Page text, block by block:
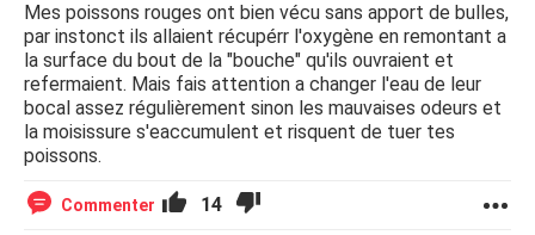
Mes poissons rouges ont bien vécu sans apport de bulles,
par instonct ils allaient récupérr l'oxygène en remontant a
la surface du bout de la "bouche" qu'ils ouvraient et
refermaient. Mais fais attention a changer l'eau de leur
bocal assez régulièrement sinon les mauvaises odeurs et
la moisissure s'eaccumulent et risquent de tuer tes
poissons.
Commenter 14